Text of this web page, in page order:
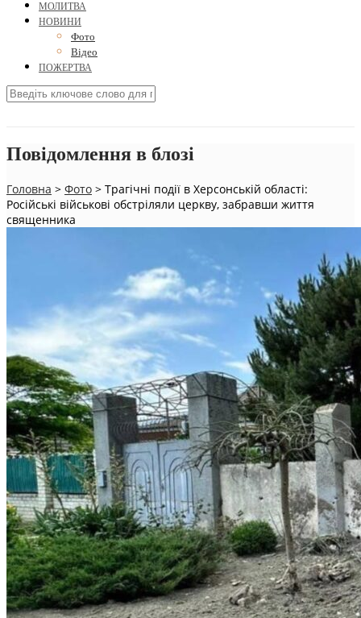
МОЛИТВА
НОВИНИ
Фото
Відео
ПОЖЕРТВА
Повідомлення в блозі
Головна > Фото > Трагічні події в Херсонській області:
Російські військові обстріляли церкву, забравши життя
священника